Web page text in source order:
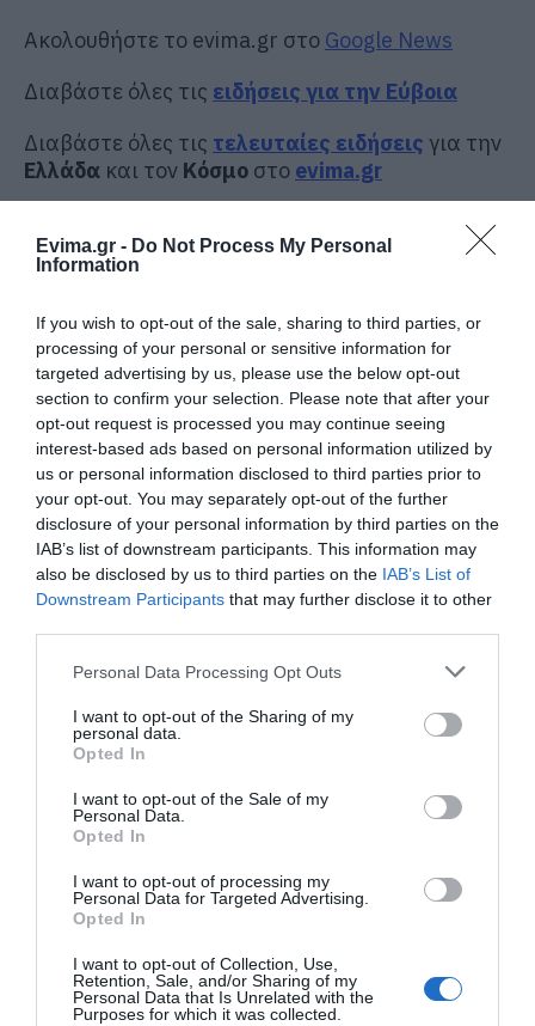
Evima.gr - Do Not Process My Personal
Information
If you wish to opt-out of the sale, sharing to third parties, or
processing of your personal or sensitive information for
targeted advertising by us, please use the below opt-out
section to confirm your selection. Please note that after your
opt-out request is processed you may continue seeing
interest-based ads based on personal information utilized by
us or personal information disclosed to third parties prior to
your opt-out. You may separately opt-out of the further
disclosure of your personal information by third parties on the
IAB’s list of downstream participants. This information may
also be disclosed by us to third parties on the IAB’s List of
Downstream Participants that may further disclose it to other
Please note that this website/app uses one or more Google
not limited to your visit or usage behaviour. You may click to
grant or deny consent to Google and its third-party tags to
use your data for below specified purposes in below Google
consent section.
Personal Data Processing Opt Outs
I want to opt-out of the Sharing of my
personal data.
Opted In
I want to opt-out of the Sale of my
Personal Data.
Opted In
I want to opt-out of processing my
Personal Data for Targeted Advertising.
Opted In
I want to opt-out of Collection, Use,
Retention, Sale, and/or Sharing of my
Personal Data that Is Unrelated with the
Purposes for which it was collected.
Ακολουθήστε το evima.gr στο Google News
Διαβάστε όλες τις ειδήσεις για την Εύβοια
Διαβάστε όλες τις τελευταίες ειδήσεις για την
Ελλάδα και τον Κόσμο στο evima.gr
Φάνης Σπανός: 500.000 € για την
ενεργειακή αναβάθμιση του 4ου
Δημοτικού Σχολείου Λιβαδειάς
08.08.2026 | 20:40
Εύβοια: Τέλος στις παράνομες
χωματερές – Έρχονται πρόστιμα
χωρίς εξαιρέσεις
08.08.2026 | 20:20
Εύβοια: Η μαύρη επέτειος της
καταστροφικής πυρκαγιάς – Το
χρονικό της τραγωδίας
καθιερωμένος έρανος για το
«Στιφάδο της Παναγίας»
Ο Αλέξης Τσίπρας παρουσιάζει το
οικονομικό πρόγραμμα της ΕΛ.Α.Σ.
08.08.2026 | 19:20
Κάνεις δεν ξεχνά τι έζησε η
Εύβοια πριν πέντε χρόνια
08.08.2026 | 19:00